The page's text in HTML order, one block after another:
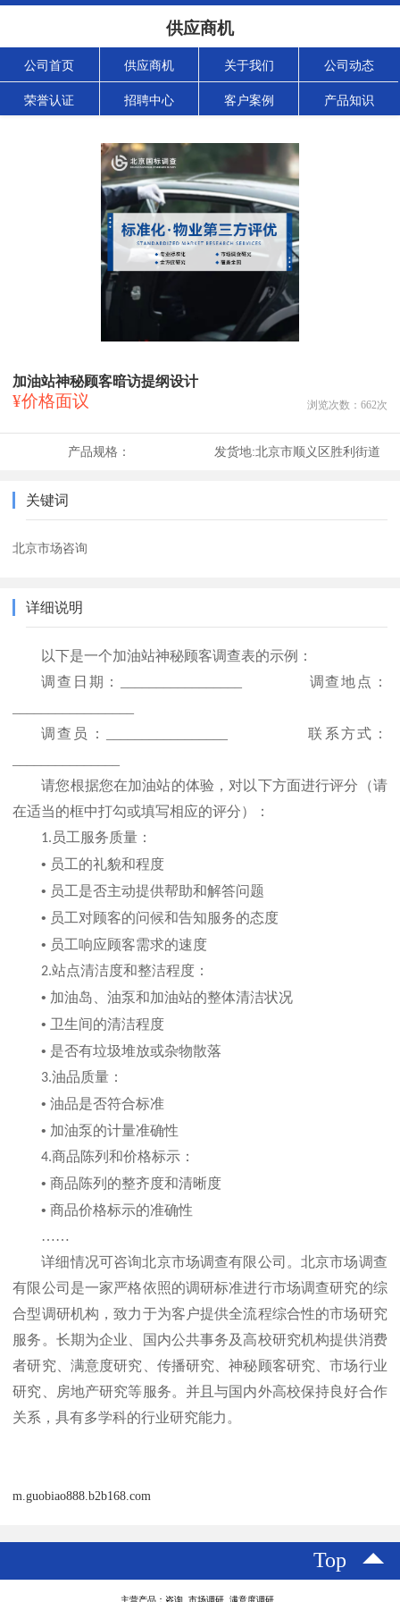
供应商机
公司首页 供应商机 关于我们 公司动态
荣誉认证 招聘中心 客户案例 产品知识
加油站神秘顾客暗访提纲设计
¥价格面议 浏览次数： 662次
产品规格： 发货地:北京市顺义区胜利街道
关键词
北京市场咨询
详细说明
以下是一个加油站神秘顾客调查表的示例：
调查日期：
调查地点：
调查员：
联系方式：
请您根据您在加油站的体验，对以下方面进行评分（请
在适当的框中打勾或填写相应的评分）：
1. 员工服务质量：
• 员工的礼貌和程度
• 员工是否主动提供帮助和解答问题
• 员工对顾客的问候和告知服务的态度
• 员工响应顾客需求的速度
2.站点清洁度和整洁程度：
• 加油岛、油泵和加油站的整体清洁状况
• 卫生间的清洁程度
• 是否有垃圾堆放或杂物散落
3.油品质量：
•油品是否符合标准
• 加油泵的计量准确性
4.商品陈列和价格标示：
•商品陈列的整齐度和清晰度
•商品价格标示的准确性
……
详细情况可咨询北京市场调查有限公司 。 北京市场调查
有限公司是一家严格依照的调研标准进行市场调查研究的综
合型调研机构，致力于为客户提供全流程综合性的市场研究
服务。长期为企业、国内公共事务及高校研究机构提供消费
者研究、满意度研究、传播研究、神秘顾客研究、市场行业
研究、房地产研究等服务。并且与国内外高校保持良好合作
关系，具有多学科的行业研究能力。
m.guobiao888.b2b168.com
Top
主营产品：咨询 市场调研 满意度调研